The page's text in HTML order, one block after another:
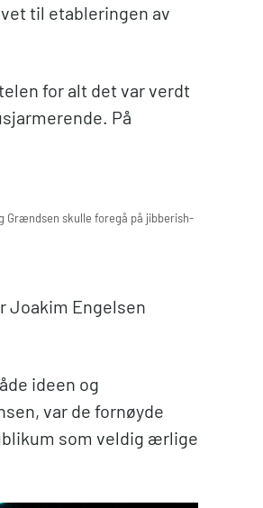
til etableringen av
for alt det var verdt
På
Grændsen skulle foregå på jibberish-
Joakim Engelsen
ideen og
var de fornøyde
som veldig ærlige